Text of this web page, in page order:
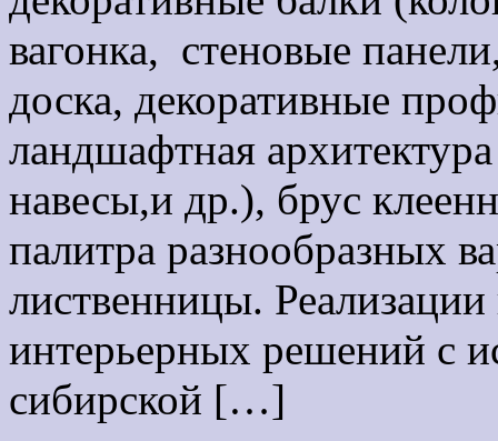
вагонка, стеновые
доска, декоративные
ландшафтная
навесы,и др.), брус
палитра разнообразных
лиственницы.
интерьерных решений с
сибирской […]